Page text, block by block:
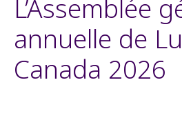
L’Assemblée
annuelle de
Canada 2026